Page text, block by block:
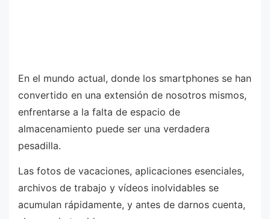
En el mundo actual, donde los smartphones se han
convertido en una extensión de nosotros mismos,
enfrentarse a la falta de espacio de
almacenamiento puede ser una verdadera
pesadilla.
Las fotos de vacaciones, aplicaciones esenciales,
archivos de trabajo y vídeos inolvidables se
acumulan rápidamente, y antes de darnos cuenta,